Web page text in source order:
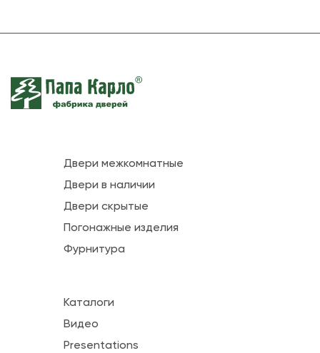
Двери межкомнатные
Двери в наличии
Двери скрытые
Погонажные изделия
Фурнитура
Каталоги
Видео
Presentations